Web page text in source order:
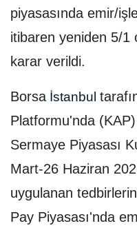
piyasasında emir/
itibaren yeniden 5/1
karar verildi.
Borsa İstanbul
Platformu'nda
Sermaye Piyasası
Mart-26 Haziran
uygulanan
Pay Piyasası'nda